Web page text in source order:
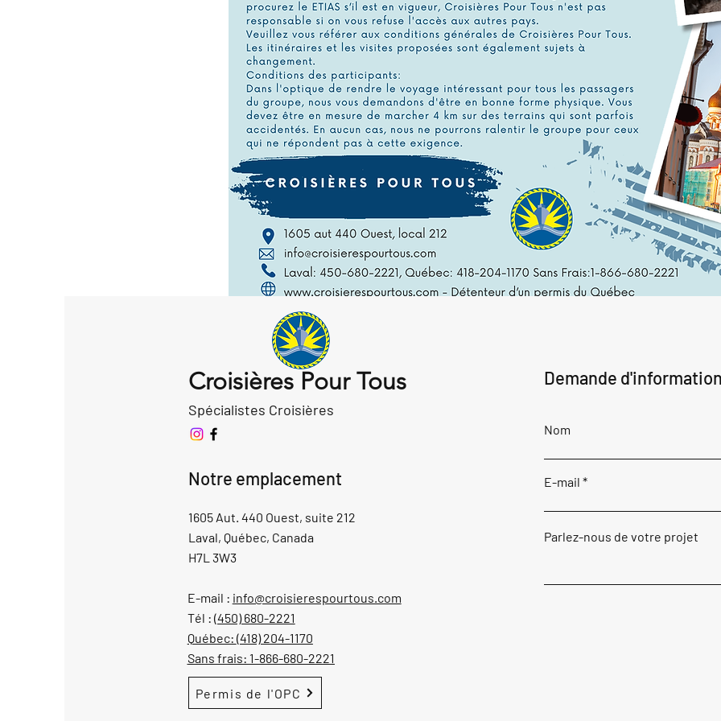
Croisières Pour Tous
Spécialistes Croisières
Notre emplacement
1605 Aut. 440 Ouest, suite 212
Laval, Québec, Canada
H7L 3W3
E-mail : info@croisierespourtous.com
Tél : (450) 680-2221
Québec: (418) 204-1170
Sans frais: 1-866-680-2221
Permis de l'OPC
Demande
Nom
E-mail
Parlez-nous de votre projet